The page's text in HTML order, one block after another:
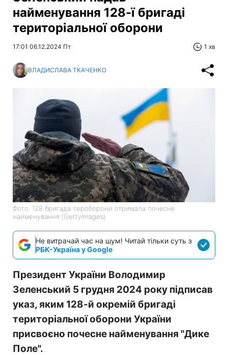
найменування 128-ї бригаді
територіальної оборони
17:01 06.12.2024 Пт 1 хв
ВЛАДИСЛАВА ТКАЧЕНКО
Фото: 128 бригада тероборони отримала почесне
найменування (GettyImages)
Не витрачай час на шум! Читай тільки суть з
РБК-Україна у Google
Президент України Володимир
Зеленський 5 грудня 2024 року підписав
указ, яким 128-й окремій бригаді
територіальної оборони України
присвоєно почесне найменування "Дике
Поле".